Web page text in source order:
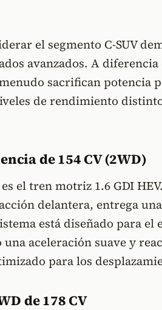
el segmento C-SUV
avanzados. A diferencia
sacrifican potencia
de rendimiento
de 154 CV (2WD)
el tren motriz 1.6 GDI
delantera, entrega
está diseñado para el
aceleración suave y
para los
de 178 CV